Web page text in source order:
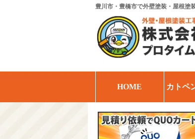
豊川市・豊橋市で外壁塗装・屋根塗
HOME カトペ